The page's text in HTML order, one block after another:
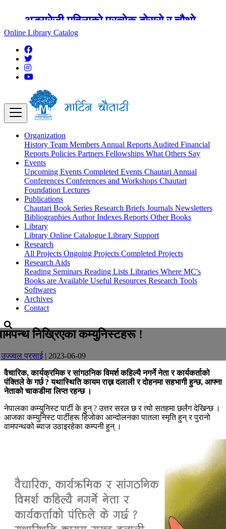
अङ्ग्रेजी महिनाको प्रत्येक दोस्रो र चौथो
शुक्रबार मार्टिन चौतारी र यसको पुस्तकालय
बन्द रहने छ ।
Online Library Catalog
Organization
History Team Members Annual Reports Audited Financial
Reports Policies Partners Fellowships What Others Say
Events
Upcoming Events Completed Events Chautari Annual
Conferences Conferences and Workshops Chautari
Foundation Lectures
Publications
Chautari Book Series Research Briefs Journals Newsletters
Bibliographies Author Indexes Reports Other Books
Library
Library Online Catalogue Library Support
Research
All Projects Ongoing Projects Completed Projects
Research Aids
Reading Seminars Reading Lists Libraries Where MC's
Books are Available Useful Resources Research Tools
Softwares
Archives
Contact
निख्रिएका कम्युनिस्टहरू !
उज्ज्वल प्रसाई | 2023-06-09
वैचारिक, कार्यक्रमिक र सांगठनिक विमर्श कहिल्यै नगर्ने नेता र कार्यकर्ताको
पंक्तिले के गर्छ ? यथास्थिति कायम राख्न दलाली र दोहनमा सहभागी हुन्छ, आफ्ना
नेताको चाकडीमा लिप्त रहन्छ ।
नेपालका कम्युनिस्ट पार्टी के हुन् ? उत्तर सरल छ र त्यो सतहमा छर्लंग देखिन्छ ।
आजका कम्युनिस्ट पार्टीहरू हिजोका आन्दोलनका पातला स्मृति हुन् र पुरानो
वामपन्थको ब्याज उठाइरहेका कम्पनी हुन् ।